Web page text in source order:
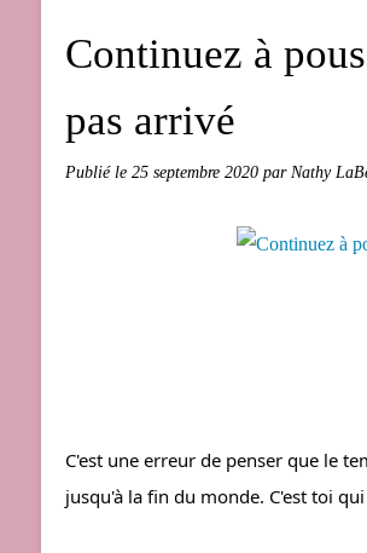
Continuez à
pas arrivé
Publié le 25 septembre 2020 par Nathy
C'est une erreur de penser que le
jusqu'à la fin du monde. C'est toi qui